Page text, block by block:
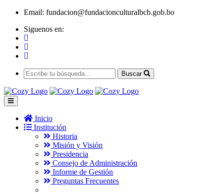
Email: fundacion@fundacionculturalbcb.gob.bo
Siguenos en:
Buscar
Inicio
Institución
Historia
Misión y Visión
Presidencia
Consejo de Administración
Informe de Gestión
Preguntas Frecuentes